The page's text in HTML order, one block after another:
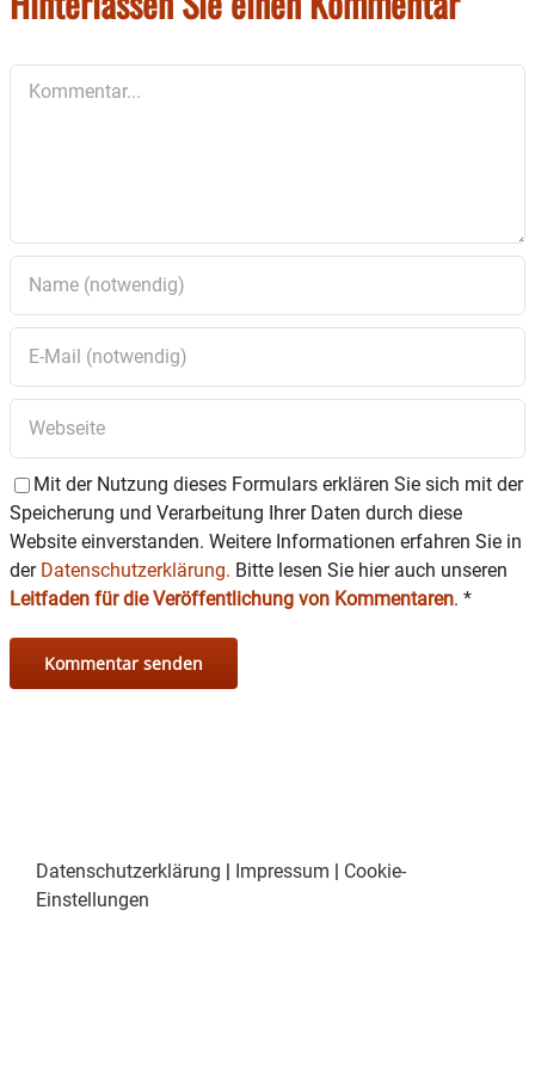
Mit der Nutzung dieses Formulars erklären Sie sich mit der
Speicherung und Verarbeitung Ihrer Daten durch diese
Website einverstanden. Weitere Informationen erfahren Sie in
der Datenschutzerklärung. Bitte lesen Sie hier auch unseren
Leitfaden für die Veröffentlichung von Kommentaren. *
Datenschutzerklärung | Impressum | Cookie-
Einstellungen